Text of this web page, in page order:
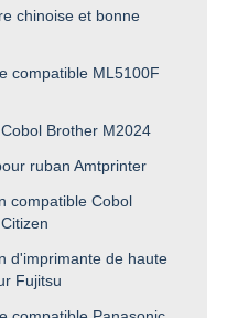
chinoise et bonne
compatible ML5100F
Brother M2024
ruban Amtprinter
compatible Cobol
d'imprimante de haute
Fujitsu